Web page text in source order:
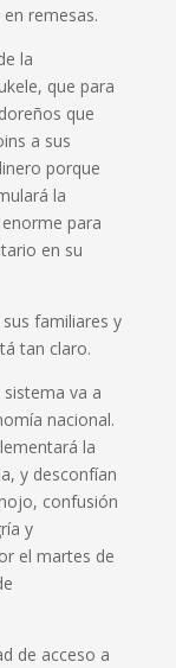
remesas.
la
que para
que
a sus
porque
la
para
en su
familiares y
tan claro.
va a
nacional.
la
y desconfían
confusión
y
el martes de
de acceso a